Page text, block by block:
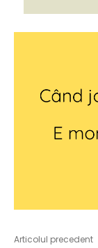
Articolul precedent